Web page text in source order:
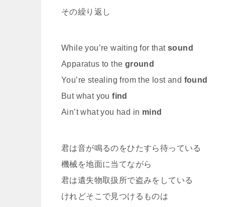
その繰り返し
While you’re waiting for that sound
Apparatus to the ground
You’re stealing from the lost and found
But what youfind
Ain’t what you had in mind
君は音が鳴るのをひたすら待っている
機械を地面に当てながら
君は遺失物取扱所で盗みをしている
けれどそこで見つけるものは